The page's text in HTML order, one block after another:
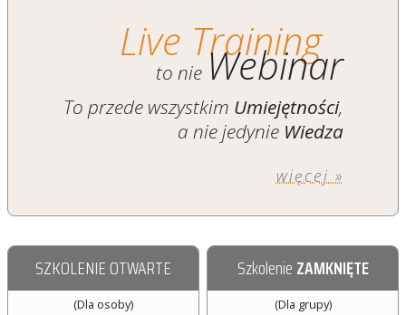
Live Training
to nie Webinar
To przede wszystkim Umiejętności,
a nie jedynie Wiedza
więcej »
SZKOLENIE OTWARTE
(Dla osoby)
Szkolenie ZAMKNIĘTE
(Dla grupy)